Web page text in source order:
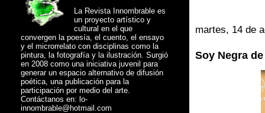
martes, 14 de
Soy Negra
La Revista Innombrable es
un proyecto artístico y
cultural en el que
convergen la poesía, el cuento, el ensayo
y el microrrelato con disciplinas como la
pintura, la fotografía y la ilustración. Surgió
en 2008 como una iniciativa juvenil para
generar un espacio alternativo de difusión
poética, una publicación para la
participación por medio del arte.
Contáctanos en: lo-
innombrable@hotmail.com